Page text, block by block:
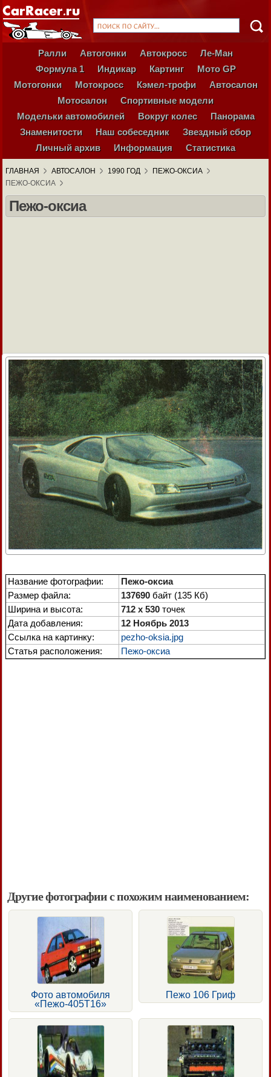
Ралли Автогонки Автокросс
Ле-Ман
Формула 1
Индикар Картинг
Мото GP
Мотогонки
Мотокросс Кэмел-трофи
Автосалон
Мотосалон
Спортивные модели
Модельки автомобилей
Вокруг колес
Панорама
Знаменитости
Наш собеседник
Звездный сбор
Личный архив
Информация Статистика
ГЛАВНАЯ АВТОСАЛОН 1990 ГОД
ПЕЖО-ОКСИА
ПЕЖО-ОКСИА
Пежо-оксиа
Название фотографии:
Пежо-оксиа
Размер файла:
137690 байт (135 Кб)
Ширина и высота:
712 x 530 точек
Дата добавления:
12 Ноябрь 2013
Ссылка на картинку:
pezho-oksia.jpg
Статья расположения:
Пежо-оксиа
Другие фотографии с похожим наименованием:
Фото автомобиля
«Пежо-405Т16»
Пежо 106 Гриф